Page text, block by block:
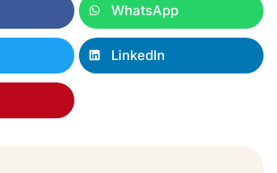
WhatsApp
LinkedIn